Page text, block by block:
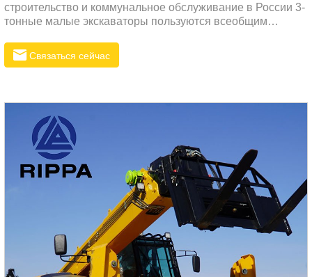
строительство и коммунальное обслуживание в России 3-
тонные малые экскаваторы пользуются всеобщим
Связаться сейчас